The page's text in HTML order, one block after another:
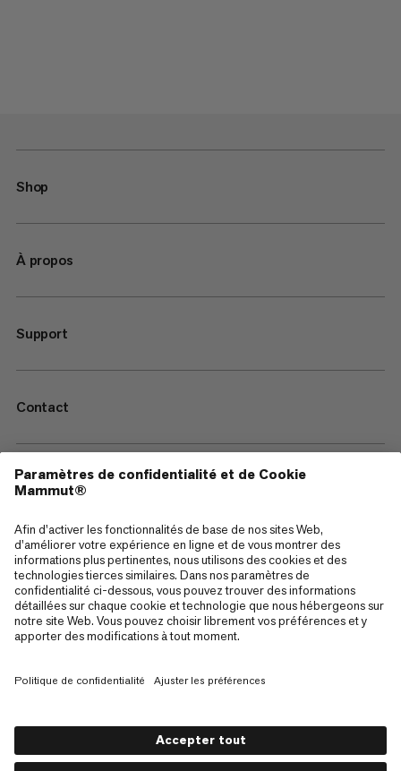
Shop
À propos
Support
Contact
—
Sitemap
Cookies
Mentions Légales
Politique de confidentialité des données